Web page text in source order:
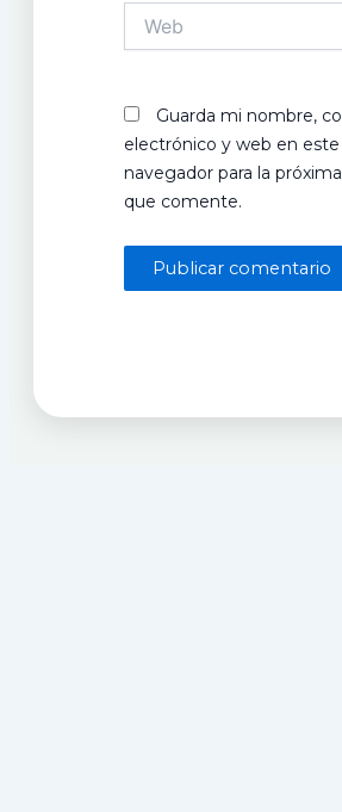
Guarda mi nombre,
electrónico y web en este
navegador para la
que comente.